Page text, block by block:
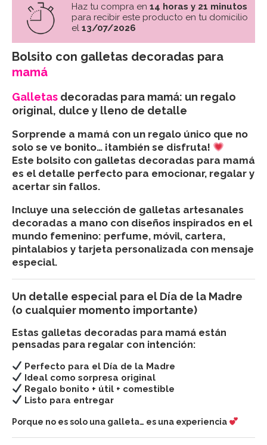
Haz tu compra en 14 horas y 21 minutos
para recibir este producto en tu domicilio
el 13/07/2026
Bolsito con galletas decoradas para
mamá
Galletas decoradas para mamá: un regalo
original, dulce y lleno de detalle
Sorprende a mamá con un regalo único que no
solo se ve bonito… ¡también se disfruta!
Este bolsito con galletas decoradas para mamá
es el detalle perfecto para emocionar, regalar y
acertar sin fallos.
Incluye una selección de galletas artesanales
decoradas a mano con diseños inspirados en el
mundo femenino: perfume, móvil, cartera,
pintalabios y tarjeta personalizada con mensaje
especial.
Un detalle especial para el Día de la Madre
(o cualquier momento importante)
Estas galletas decoradas para mamá están
pensadas para regalar con intención:
Perfecto para el Día de la Madre
Ideal como sorpresa original
Regalo bonito + útil + comestible
Listo para entregar
Porque no es solo una galleta… es una experiencia